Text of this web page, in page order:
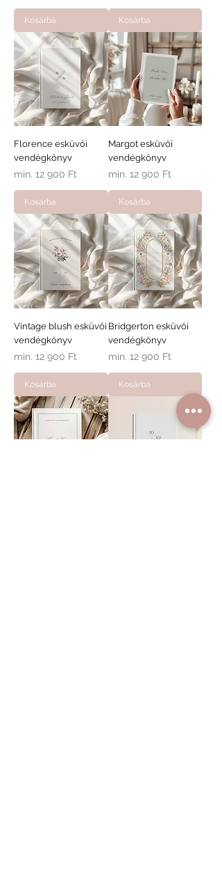
Kosárba Kosárba
Florence esküvői
vendégkönyv
min. 12 900 Ft
Akciós ár
Kosárba
Margot esküvői
vendégkönyv
min. 12 900 Ft
Akciós ár
Kosárba
Vintage blush esküvői
vendégkönyv
min. 12 900 Ft
Akciós ár
Kosárba
Bridgerton esküvői
vendégkönyv
min. 12 900 Ft
Akciós ár
Kosárba